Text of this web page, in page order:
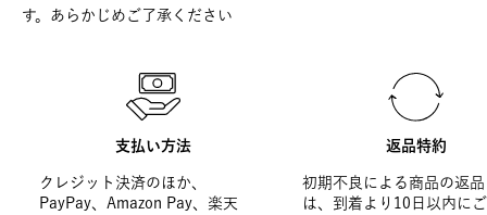
す。あらかじめご了承ください
支払い方法
クレジット決済のほか、
PayPay、Amazon Pay、楽天
返品特約
初期不良による商品の返
は、到着より10日以内に